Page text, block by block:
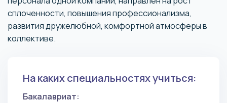
сплоченности, повышения профессионализма,
развития дружелюбной, комфортной атмосферы в
коллективе.
На каких специальностях учиться:
Бакалавриат: